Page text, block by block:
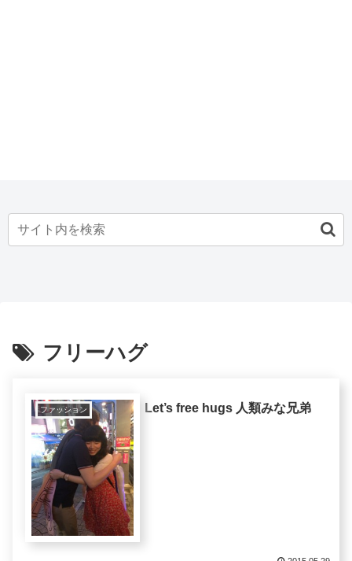
フリーハグ
ファッション Let’s free hugs 人類みな兄弟